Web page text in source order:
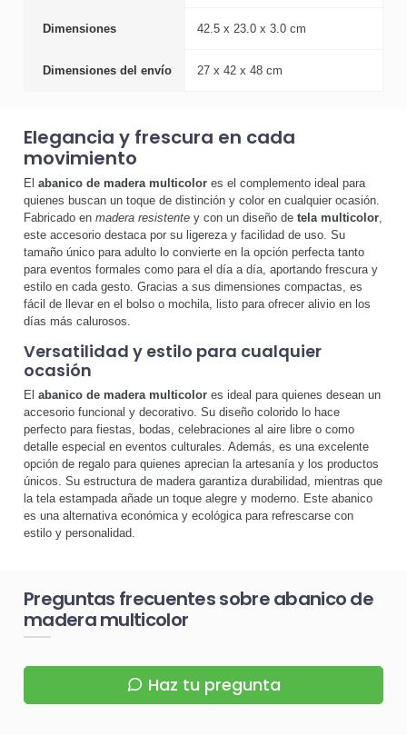
Dimensiones 42.5 x 23.0 x 3.0 cm
Dimensiones del envío 27 x 42 x 48 cm
Elegancia y frescura en cada
movimiento
El abanico de madera multicolor es el complemento ideal para
quienes buscan un toque de distinción y color en cualquier ocasión.
Fabricado en madera resistente y con un diseño de tela multicolor,
este accesorio destaca por su ligereza y facilidad de uso. Su
tamaño único para adulto lo convierte en la opción perfecta tanto
para eventos formales como para el día a día, aportando frescura y
estilo en cada gesto. Gracias a sus dimensiones compactas, es
fácil de llevar en el bolso o mochila, listo para ofrecer alivio en los
días más calurosos.
Versatilidad y estilo para cualquier
ocasión
El abanico de madera multicolor es ideal para quienes desean un
accesorio funcional y decorativo. Su diseño colorido lo hace
perfecto para fiestas, bodas, celebraciones al aire libre o como
detalle especial en eventos culturales. Además, es una excelente
opción de regalo para quienes aprecian la artesanía y los productos
únicos. Su estructura de madera garantiza durabilidad, mientras que
la tela estampada añade un toque alegre y moderno. Este abanico
es una alternativa económica y ecológica para refrescarse con
estilo y personalidad.
Preguntas frecuentes sobre abanico de
madera multicolor
Haz tu pregunta